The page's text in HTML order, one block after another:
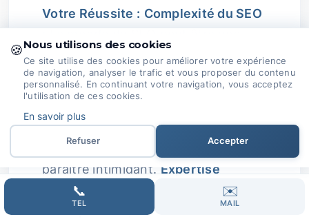
Votre Réussite : Complexité du SEO
vraie jungle avec {{les changements
fréquents dans les algorithmes}}, des
aspects techniques variés et la
demande de contenu de qualité.
On comprend que cela puisse
paraître intimidant. Expertise
Passionnée :
Chez Domoveillance,
notre passion pour le SEO ne connaît
📞
TEL
✉️
MAIL
🍪Nous utilisons des cookies
Ce site utilise des cookies pour améliorer votre expérience
de navigation, analyser le trafic et vous proposer du contenu
personnalisé. En continuant votre navigation, vous acceptez
l'utilisation de ces cookies.
En savoir plus
Refuser Accepter